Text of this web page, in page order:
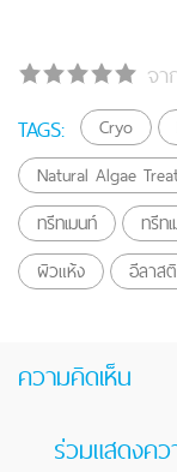
จ
TAGS: Cryo
Natural Algae
ทรีทเมนท์
ทรีท
ผิวแห้ง
อีลาส
ความคิดเห็น
ร่วมแสดงค